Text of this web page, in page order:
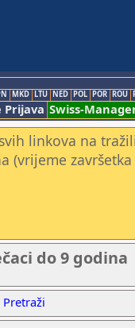
MKD LTU NED POL POR ROU
Prijava Swiss-
linkova na
(vrijeme
do 9 godina
Pretraži